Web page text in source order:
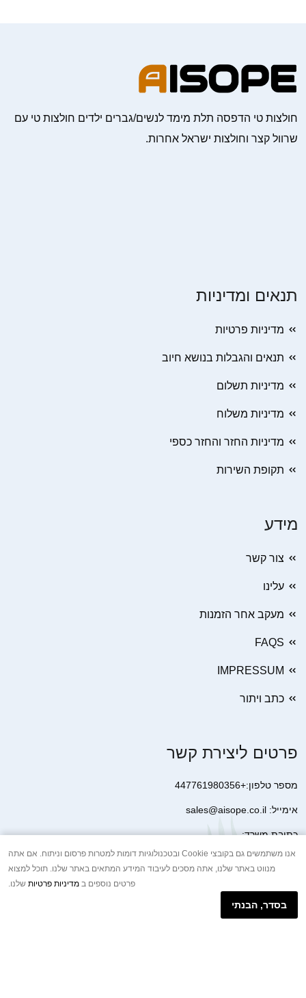
חולצות טי הדפסה תלת מימד לנשים/גברים ילדים חולצות טי עם
שרוול קצר וחולצות ישראל אחרות.
תנאים ומדיניות
מדיניות פרטיות
תנאים והגבלות בנושא חיוב
מדיניות תשלום
מדיניות משלוח
מדיניות החזר והחזר כספי
תקופת השירות
מידע
צור קשר
עלינו
מעקב אחר הזמנות
FAQS
IMPRESSUM
כתב ויתור
פרטים ליצירת קשר
מספר טלפון:+447761980356
אימייל: sales@aisope.co.il
כתובת משרד:
41 Devonshire Street Ground Floor Office 1 London W1G 7AJ
United Kingdom
+44 7410 2065017
הודעת וואטסאפ באינטרנט
אנו משתמשים גם בקובצי Cookie ובטכנולוגיות דומות למטרות פרסום וניתוח. אם אתה
מנווט באתר שלנו, אתה מסכים לעיבוד המידע המתאים באתר שלנו. תוכל למצוא
פרטים נוספים ב מדיניות פרטיות שלנו.
בסדר, הבנתי